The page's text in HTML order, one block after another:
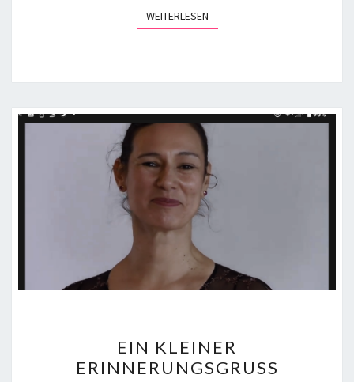
WEITERLESENWEITERLESEN
KLEINER
ERINNERUNGSGRUSS
EIN KLEINER
ERINNERUNGSGRUSS